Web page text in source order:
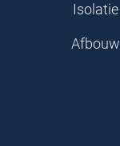
Isolatie
Afbouw